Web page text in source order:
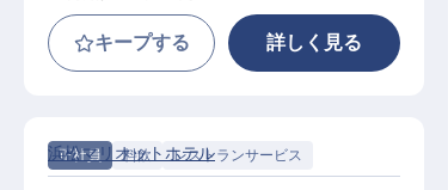
キープする 詳しく見る
正社員 料飲 レストランサービス
浜松マリオットホテル